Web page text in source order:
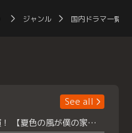
ジャンル 国内ドラマ一覧（
See all
浮所飛貴主演！ 【夏色の風が僕の家にやってきた】 本日よりテラサで独占配信スタート！